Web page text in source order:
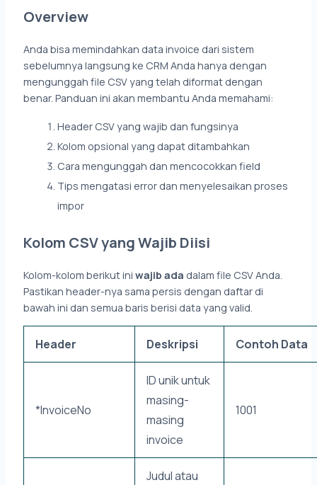
Overview
Anda bisa memindahkan data invoice dari sistem
sebelumnya langsung ke CRM Anda hanya dengan
mengunggah file CSV yang telah diformat dengan
benar. Panduan ini akan membantu Anda memahami:
Header CSV yang wajib dan fungsinya
Kolom opsional yang dapat ditambahkan
Cara mengunggah dan mencocokkan field
Tips mengatasi error dan menyelesaikan proses
impor
Kolom CSV yang Wajib Diisi
Kolom-kolom berikut iniwajib ada dalam file CSV Anda.
Pastikan header-nya sama persis dengan daftar di
bawah ini dan semua baris berisi data yang valid.
Header Deskripsi Contoh Data
*InvoiceNo
ID unik untuk
masing-
masing
invoice
1001
Judul atau